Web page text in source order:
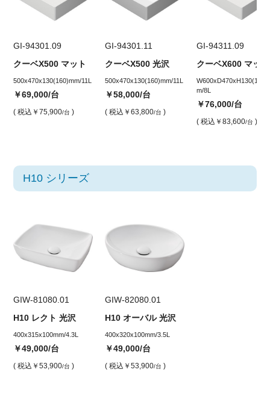
GI-94301.09
クーベX500 マット
500x470x130(160)mm/11L
￥69,000/台
( 税込 ￥75,900/台 )
GI-94301.11
クーベX500 光沢
500x470x130(160)mm/11L
￥58,000/台
( 税込 ￥63,800/台 )
GI-94311.09
クーベX600 マット
m/8L
￥76,000/台
( 税込 ￥83,600/台 )
H10 シリーズ
GIW-81080.01
H10 レクト 光沢
400x315x100mm/4.3L
￥49,000/台
( 税込 ￥53,900/台 )
GIW-82080.01
H10 オーバル 光沢
400x320x100mm/3.5L
￥49,000/台
( 税込 ￥53,900/台 )